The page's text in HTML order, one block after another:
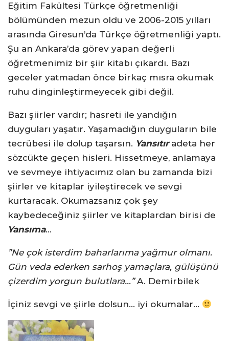
Eğitim Fakültesi Türkçe öğretmenliği
bölümünden mezun oldu ve 2006-2015 yılları
arasında Giresun’da Türkçe öğretmenliği yaptı.
Şu an Ankara’da görev yapan değerli
öğretmenimiz bir şiir kitabı çıkardı. Bazı
geceler yatmadan önce birkaç mısra okumak
ruhu dinginleştirmeyecek gibi değil.
Bazı şiirler vardır; hasreti ile yandığın
duyguları yaşatır. Yaşamadığın duyguların bile
tecrübesi ile dolup taşarsın. Yansıtıradeta her
sözcükte geçen hisleri. Hissetmeye, anlamaya
ve sevmeye ihtiyacımız olan bu zamanda bizi
şiirler ve kitaplar iyileştirecek ve sevgi
kurtaracak. Okumazsanız çok şey
kaybedeceğiniz şiirler ve kitaplardan birisi de
Yansıma…
”Ne çok isterdim baharlarıma yağmur olmanı.
Gün veda ederken sarhoş yamaçlara, gülüşünü
çizerdim yorgun bulutlara…”A. Demirbilek
İçiniz sevgi ve şiirle dolsun… iyi okumalar…